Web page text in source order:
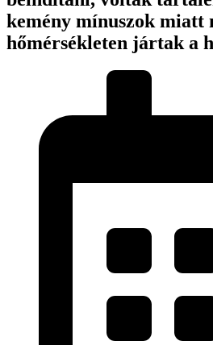
kemény mínuszok miatt
hőmérsékleten jártak a